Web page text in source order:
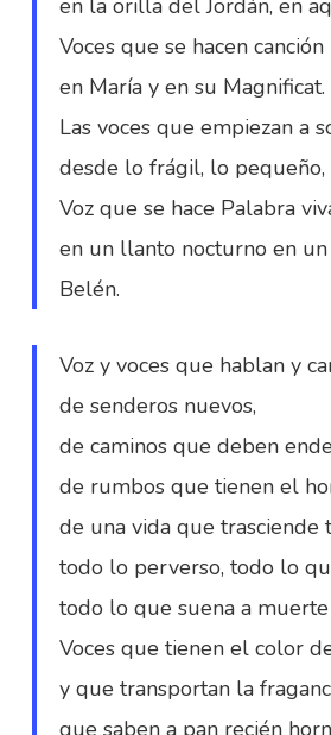
en la orilla del Jordán, en
Voces que se hacen canción
en María y en su Magnificat.
Las voces que empiezan a
desde lo frágil, lo
Voz que se hace Palabra
en un llanto nocturno en
Belén.
Voz y voces que hablan y
de senderos nuevos,
de caminos que deben
de rumbos que tienen el
de una vida que trasciende
todo lo perverso, todo lo
todo lo que suena a muerte
Voces que tienen el color
y que transportan la
que saben a pan recién